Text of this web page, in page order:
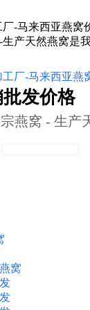
-马来西亚燕窝
产天然燕窝是
发价格
燕窝 - 生产
窝